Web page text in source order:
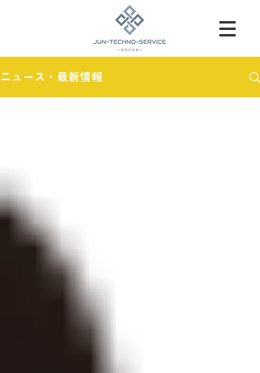
ニュース・最新情報